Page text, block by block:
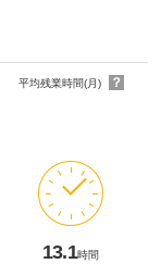
平均残業時間(月) ？
13.1時間